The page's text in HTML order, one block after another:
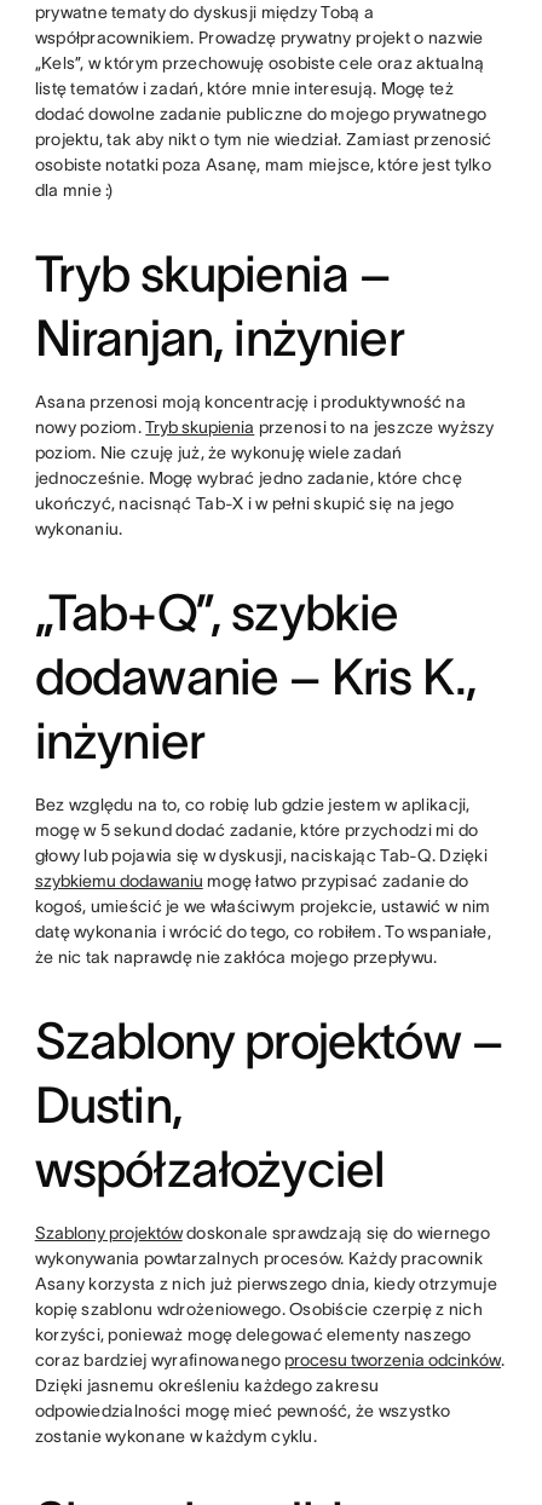
prywatne tematy do dyskusji między Tobą a
współpracownikiem. Prowadzę prywatny projekt o nazwie
„Kels”, w którym przechowuję osobiste cele oraz aktualną
listę tematów i zadań, które mnie interesują. Mogę też
dodać dowolne zadanie publiczne do mojego prywatnego
projektu, tak aby nikt o tym nie wiedział. Zamiast przenosić
osobiste notatki poza Asanę, mam miejsce, które jest tylko
dla mnie :)
Tryb skupienia –
Niranjan, inżynier
Asana przenosi moją koncentrację i produktywność na
nowy poziom.Tryb skupienia przenosi to na jeszcze wyższy
poziom. Nie czuję już, że wykonuję wiele zadań
jednocześnie. Mogę wybrać jedno zadanie, które chcę
ukończyć, nacisnąć Tab-X i w pełni skupić się na jego
wykonaniu.
„Tab+Q”, szybkie
dodawanie – Kris K.,
inżynier
Bez względu na to, co robię lub gdzie jestem w aplikacji,
mogę w 5 sekund dodać zadanie, które przychodzi mi do
głowy lub pojawia się w dyskusji, naciskając Tab-Q. Dzięki
szybkiemu dodawaniu mogę łatwo przypisać zadanie do
kogoś, umieścić je we właściwym projekcie, ustawić w nim
datę wykonania i wrócić do tego, co robiłem. To wspaniałe,
że nic tak naprawdę nie zakłóca mojego przepływu.
Szablony projektów –
Dustin,
współzałożyciel
Szablony projektówdoskonale sprawdzają się do wiernego
wykonywania powtarzalnych procesów. Każdy pracownik
Asany korzysta z nich już pierwszego dnia, kiedy otrzymuje
kopię szablonu wdrożeniowego. Osobiście czerpię z nich
korzyści, ponieważ mogę delegować elementy naszego
coraz bardziej wyrafinowanego procesu tworzenia odcinków.
Dzięki jasnemu określeniu każdego zakresu
odpowiedzialności mogę mieć pewność, że wszystko
zostanie wykonane w każdym cyklu.